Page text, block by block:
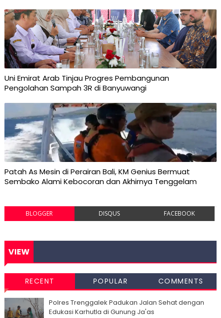
Uni Emirat Arab Tinjau Progres Pembangunan
Pengolahan Sampah 3R di Banyuwangi
Patah As Mesin di Perairan Bali, KM Genius Bermuat
Sembako Alami Kebocoran dan Akhirnya Tenggelam
BLOGGER DISQUS FACEBOOK
VIEW
RECENT POPULAR COMMENTS
Polres Trenggalek Padukan Jalan Sehat dengan
Edukasi Karhutla di Gunung Ja'as